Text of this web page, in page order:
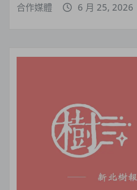
合作媒體 6 月 25, 2026